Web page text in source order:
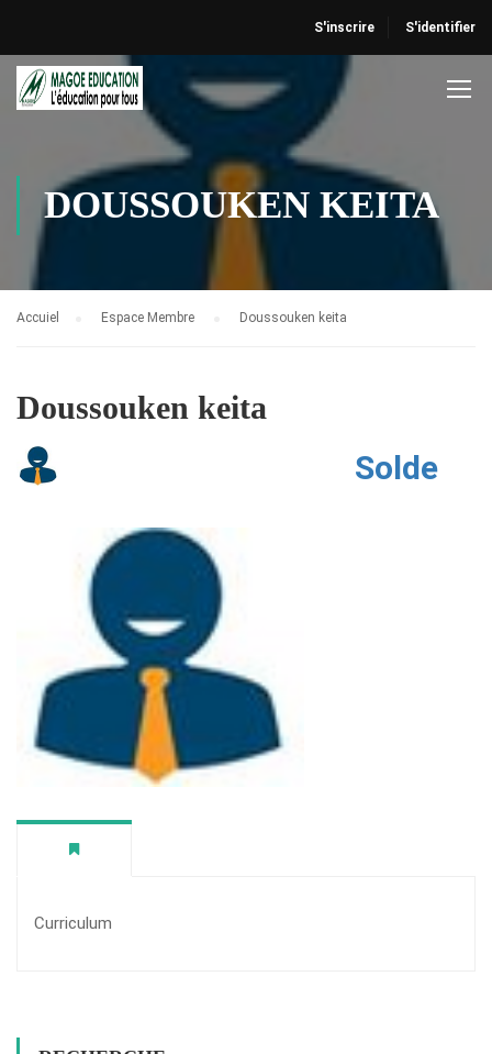
S'inscrire S'identifier
DOUSSOUKEN KEITA
Accuiel Espace Membre Doussouken keita
Doussouken keita
Solde
Curriculum